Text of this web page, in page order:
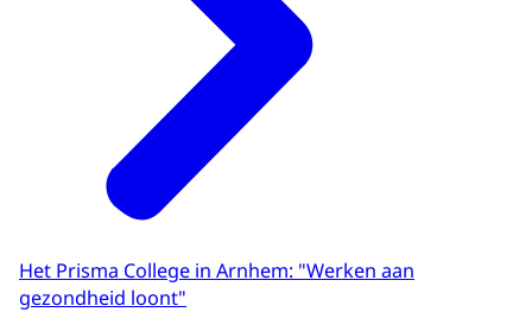
Het Prisma College in Arnhem: "Werken aan
gezondheid loont"